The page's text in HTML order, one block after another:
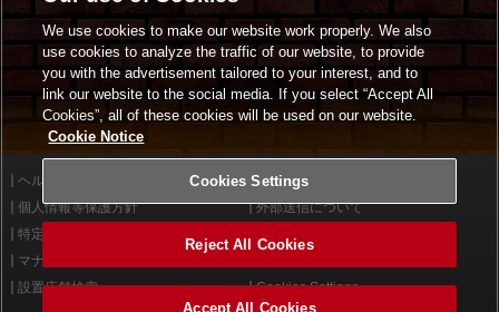
ヘルプ
利用規約
個人情報等保護方針
外部送信について
特定商取引法に基づく表示
マナー＆ルール
設置店舗検索
Cookies Settings
We use cookies to make our website work properly. We also
use cookies to analyze the traffic of our website, to provide
you with the advertisement tailored to your interest, and to
link our website to the social media. If you select “Accept All
Cookies”, all of these cookies will be used on our website.
Cookie Notice
Cookies Settings
Reject All Cookies
Accept All Cookies